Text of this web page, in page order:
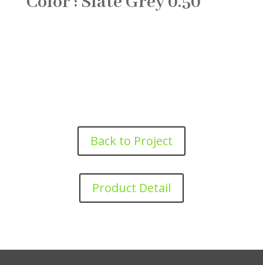
Back to Project
Product Detail